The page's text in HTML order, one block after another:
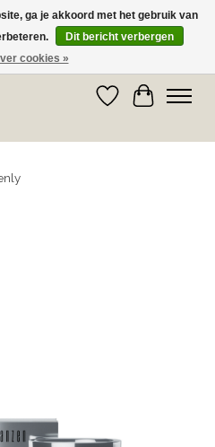
VERZENDING VANAF € 75,00
Verlanglijst
ga je akkoord met het gebruik van
Dit bericht verbergen
cookies »